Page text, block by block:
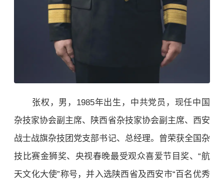
张权，男，1985年出生，中共党员，现任中国
杂技家协会副主席、陕西省杂技家协会副主席、西安
战士战旗杂技团党支部书记、总经理。曾荣获全国杂
技比赛金狮奖、央视春晚最受观众喜爱节目奖、“航
天文化大使”称号，并入选陕西省及西安市“百名优秀